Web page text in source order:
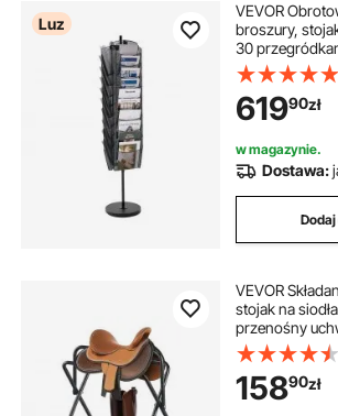
Luz
VEVOR
broszury,
30
na ulotki,
na książki,
uchwyt na
i wystawy w
61990zł
w magazynie.
Dostawa:
VEVOR
stojak na
przenośny
końskie,
na siodła
15890zł